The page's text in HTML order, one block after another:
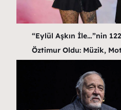
“Eylül Aşkın İle…”nin
Öztimur Oldu: Müzik,